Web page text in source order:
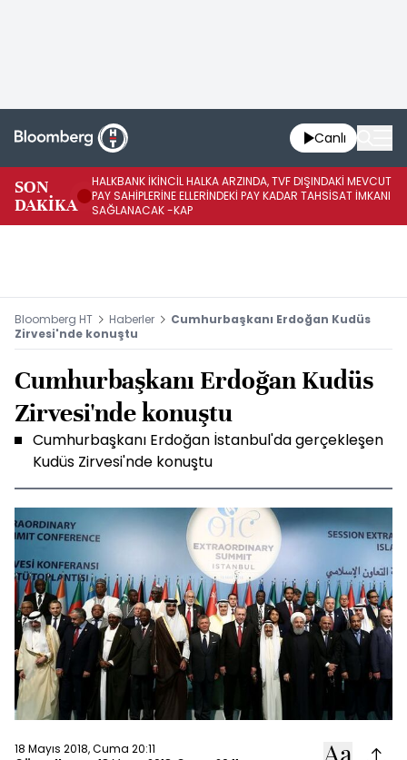
Canlı
SON
DAKİKA
HALKBANK İKİNCİL HALKA ARZINDA, TVF DIŞINDAKİ MEVCUT
PAY SAHİPLERİNE ELLERİNDEKİ PAY KADAR TAHSİSAT İMKANI
SAĞLANACAK -KAP
Bloomberg HT Haberler
Cumhurbaşkanı Erdoğan Kudüs
Zirvesi'nde konuştu
Cumhurbaşkanı Erdoğan Kudüs
Zirvesi'nde konuştu
Cumhurbaşkanı Erdoğan İstanbul'da gerçekleşen
Kudüs Zirvesi'nde konuştu
18 Mayıs 2018, Cuma 20:11